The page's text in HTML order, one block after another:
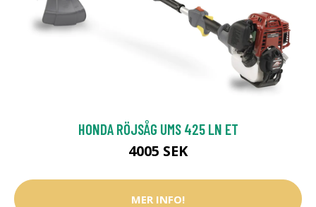
HONDA RÖJSÅG UMS 425 LN ET
4005 SEK
MER INFO!